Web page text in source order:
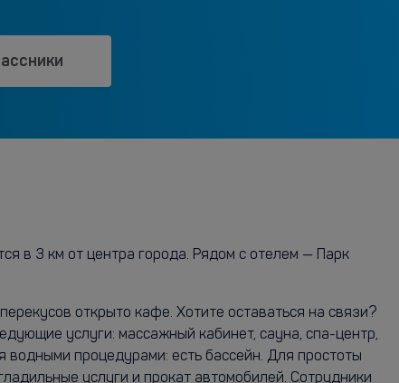
в 3 км от центра города. Рядом с отелем — Парк
открыто кафе. Хотите оставаться на связи?
услуги: массажный кабинет, сауна, спа-центр,
процедурами: есть бассейн. Для простоты
услуги и прокат автомобилей. Сотрудники